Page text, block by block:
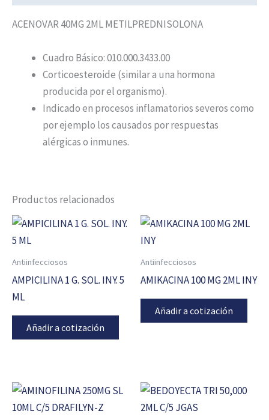
ACENOVAR 40MG 2ML METILPREDNISOLONA
Cuadro Básico: 010.000.3433.00
Corticoesteroide (similar a una hormona
producida por el organismo).
Indicado en procesos inflamatorios severos como
por ejemplo los causados por respuestas
alérgicas o inmunes.
Productos relacionados
Antiinfecciosos
AMPICILINA 1 G. SOL. INY. 5
ML
Añadir a cotización
Antiinfecciosos
AMIKACINA 100 MG 2ML INY
Añadir a cotización